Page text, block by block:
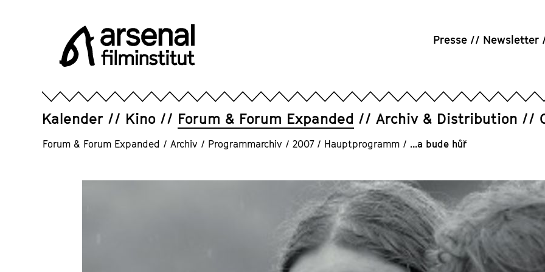
Filminstitut
Presse Newsletter
Kalender Kino Forum & Forum Expanded Archiv & Distribution
Forum & Forum Expanded / Archiv / Programmarchiv / 2007 / Hauptprogramm / ...a bude hůř